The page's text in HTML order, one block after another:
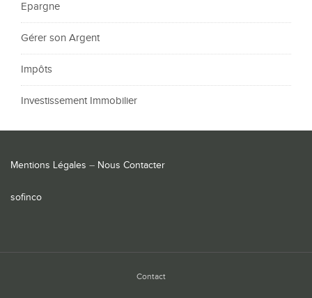
Epargne
Gérer son Argent
Impôts
Investissement Immobilier
Mentions Légales – Nous Contacter
sofinco
Contact